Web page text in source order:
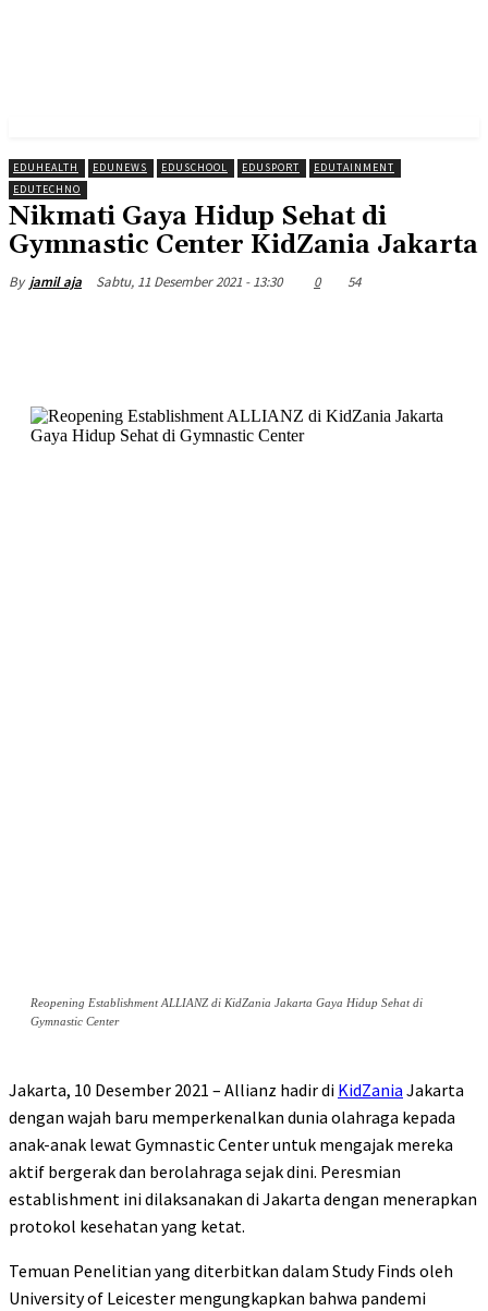
EDUHEALTH EDUNEWS EDUSCHOOL EDUSPORT
EDUTAINMENT
EDUTECHNO
Nikmati Gaya Hidup Sehat di
Gymnastic Center KidZania Jakarta
By jamil aja Sabtu, 11 Desember 2021 - 13:30 0 54
Reopening Establishment ALLIANZ di KidZania Jakarta Gaya Hidup Sehat di
Gymnastic Center
Jakarta, 10 Desember 2021 – Allianz hadir di KidZania Jakarta
dengan wajah baru memperkenalkan dunia olahraga kepada
anak-anak lewat Gymnastic Center untuk mengajak mereka
aktif bergerak dan berolahraga sejak dini. Peresmian
establishment ini dilaksanakan di Jakarta dengan menerapkan
protokol kesehatan yang ketat.
Temuan Penelitian yang diterbitkan dalam Study Finds oleh
University of Leicester mengungkapkan bahwa pandemi